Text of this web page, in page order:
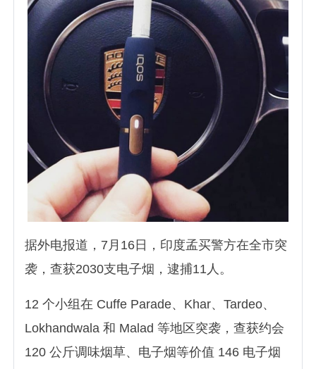
据外电报道，7月16日，印度孟买警方在全市突
袭，查获2030支电子烟，逮捕11人。
12 个小组在 Cuffe Parade、Khar、Tardeo、
Lokhandwala 和 Malad 等地区突袭，查获约会
120 公斤调味烟草、电子烟等价值 146 电子烟